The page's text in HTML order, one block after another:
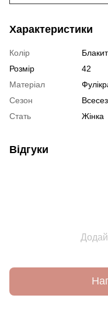
Характеристики
Колір
Розмір
42
Матеріал
Сезон
Стать
Жінка
Відгуки